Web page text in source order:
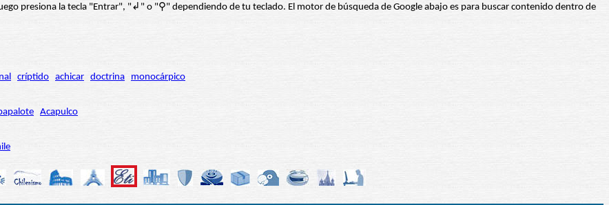
presiona la tecla "Entrar", "↲" o "⚲" dependiendo de tu teclado. El motor de búsqueda de Google abajo es para buscar contenido dentro de
críptido achicar doctrina monocárpico
Acapulco